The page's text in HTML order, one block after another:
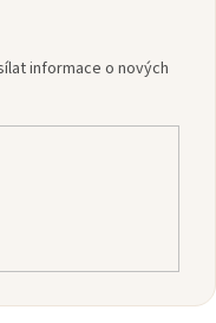
informace o nových